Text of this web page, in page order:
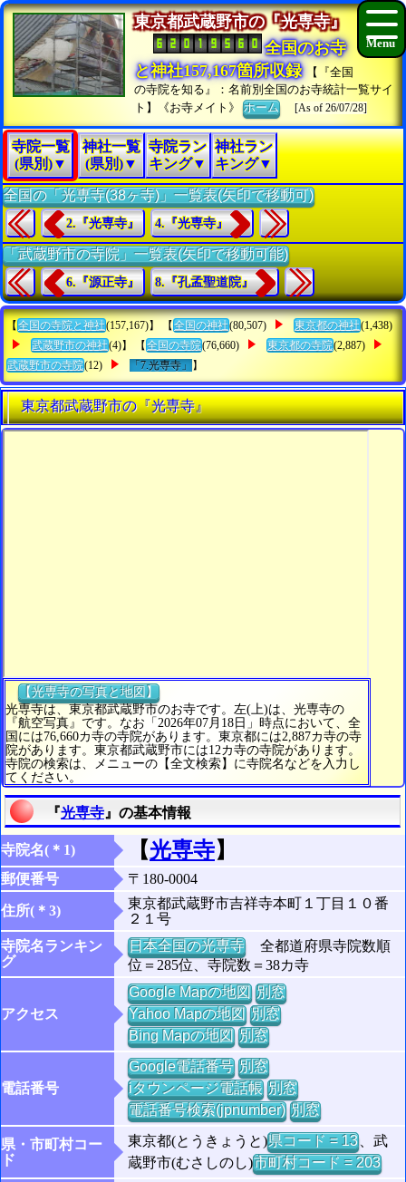
東京都武蔵野市の『光専寺』
全国のお寺
と神社157,167箇所収録
【『全国
の寺院を知る』：名前別全国のお寺統計一覧サイ
ト】《お寺メイト》ホーム [As of 26/07/28]
寺院一覧
(県別)▼
神社一覧
(県別)▼
寺院ラン
キング▼
神社ラン
キング▼
全国の「光専寺(38ヶ寺)」一覧表(矢印で移動可)
2.『光専寺』 4.『光専寺』
「武蔵野市の寺院」一覧表(矢印で移動可能)
6.『源正寺』 8.『孔孟聖道院』
【 全国の寺院と神社(157,167)】 【 全国の神社(80,507) 東京都の神社(1,438)
武蔵野市の神社(4)】 【 全国の寺院(76,660) 東京都の寺院(2,887)
武蔵野市の寺院(12) 「7.光専寺」 】
東京都武蔵野市の『光専寺』
【光専寺の写真と地図】
光専寺は、東京都武蔵野市のお寺です。左(上)は、光専寺の
『航空写真』です。なお「2026年07月18日」時点において、全
国には76,660カ寺の寺院があります。東京都には2,887カ寺の寺
院があります。東京都武蔵野市には12カ寺の寺院があります。
寺院の検索は、メニューの【全文検索】に寺院名などを入力し
てください。
『光専寺 』の基本情報
寺院名(＊1) 【光専寺】
郵便番号 〒180-0004
住所(＊3)
東京都武蔵野市吉祥寺本町１丁目１０番
２１号
寺院名ランキン
グ
日本全国の光専寺全都道府県寺院数順
位＝285位、寺院数＝38カ寺
アクセス
Google Mapの地図 別窓
Yahoo Mapの地図 別窓
Bing Mapの地図 別窓
電話番号
Google電話番号 別窓
iタウンページ電話帳 別窓
電話番号検索(jpnumber) 別窓
県・市町村コー
ド
東京都(とうきょうと)県コード = 13、武
蔵野市(むさしのし)市町村コード = 203